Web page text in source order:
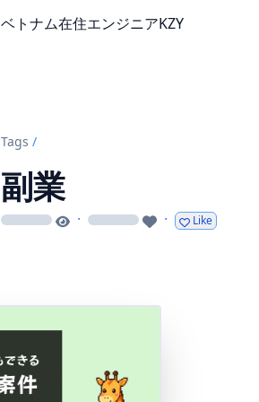
ベトナム在住エンジニアKZY
Tags /
副業
loading · loading · Like